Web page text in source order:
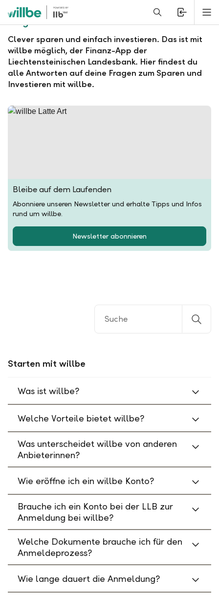
Alerts.Headline
Fragen und Antworten zu willbe
Clever sparen und einfach investieren. Das ist mit
willbe möglich, der Finanz-App der
Liechtensteinischen Landesbank. Hier findest du
alle Antworten auf deine Fragen zum Sparen und
Investieren mit willbe.
Bleibe auf dem Laufenden
Abonniere unseren Newsletter und erhalte Tipps und Infos
rund um willbe.
Newsletter abonnieren
Starten mit willbe
Was ist willbe?
Welche Vorteile bietet willbe?
Was unterscheidet willbe von anderen
Anbieterinnen?
Wie eröffne ich ein willbe Konto?
Brauche ich ein Konto bei der LLB zur
Anmeldung bei willbe?
Welche Dokumente brauche ich für den
Anmeldeprozess?
Wie lange dauert die Anmeldung?